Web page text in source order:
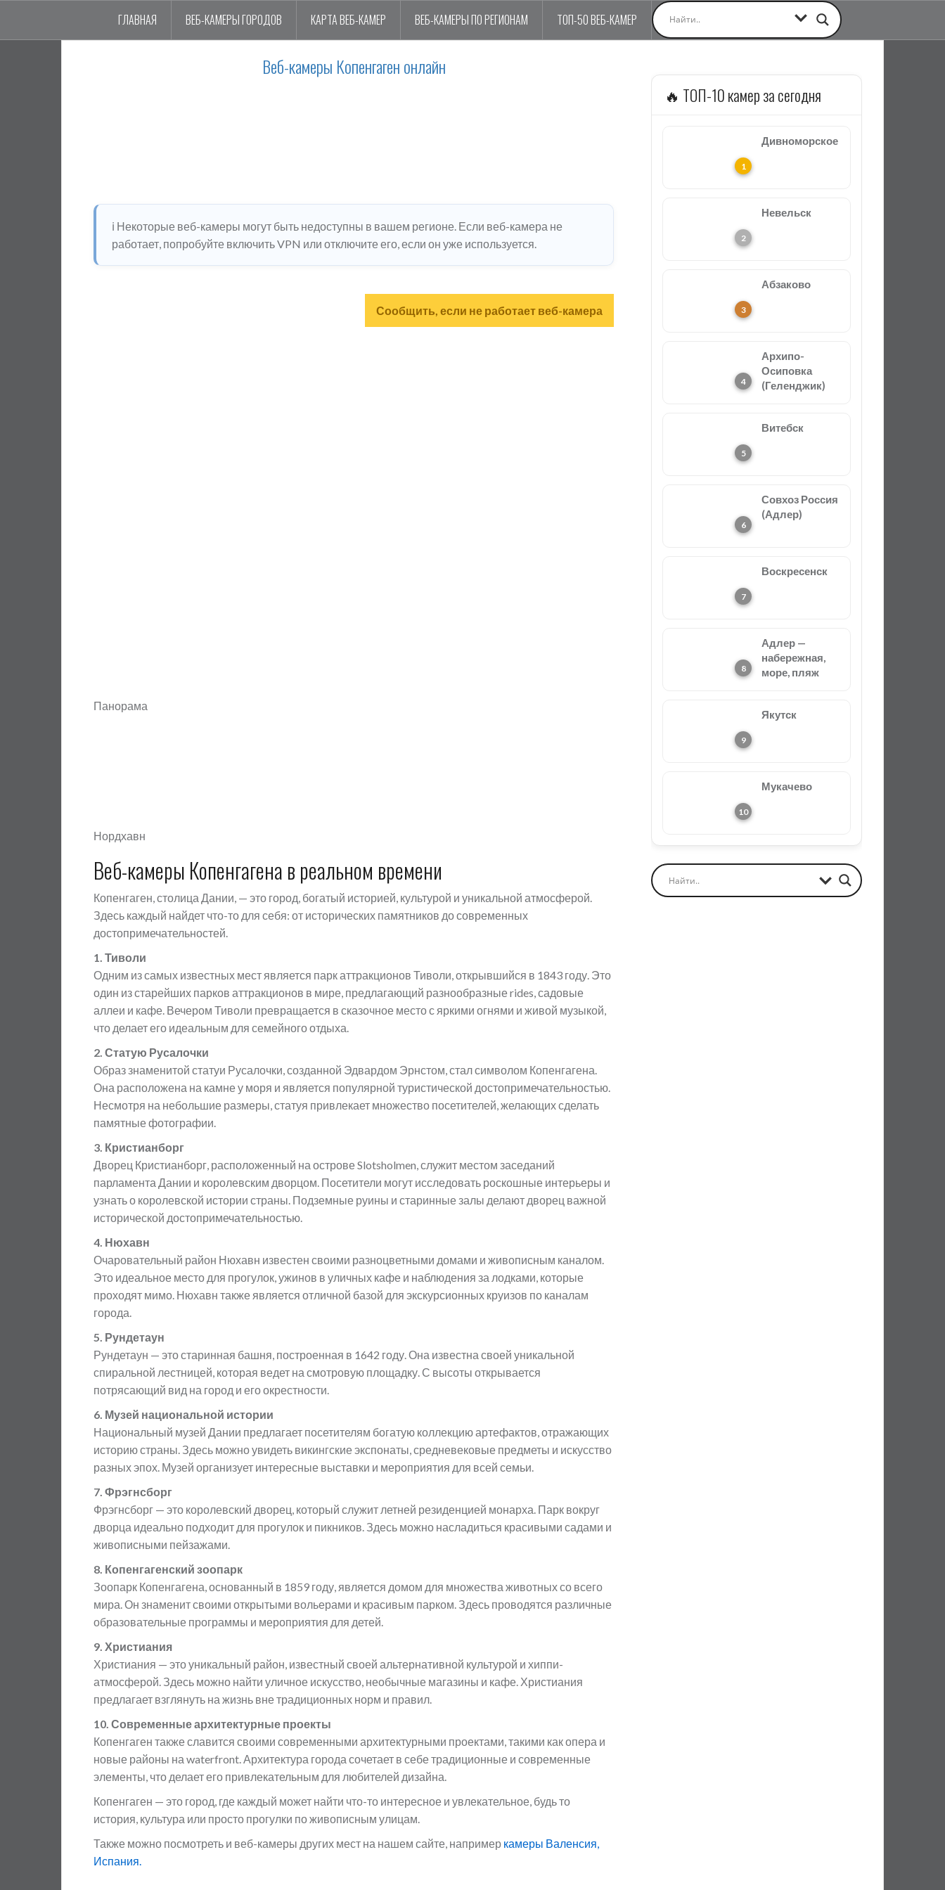
ГЛАВНАЯ ВЕБ-КАМЕРЫ ГОРОДОВ КАРТА ВЕБ-КАМЕР ВЕБ-КАМЕРЫ ПО РЕГИОНАМ ТОП-50 ВЕБ-КАМЕР
Веб-камеры Копенгаген онлайн
ℹ️ Некоторые веб-камеры могут быть недоступны в вашем регионе. Если веб-камера не
работает, попробуйте включить VPN или отключите его, если он уже используется.
Сообщить, если не работает веб-камера
Панорама
Нордхавн
Веб-камеры Копенгагена в реальном времени
Копенгаген, столица Дании, — это город, богатый историей, культурой и уникальной атмосферой.
Здесь каждый найдет что-то для себя: от исторических памятников до современных
достопримечательностей.
1. Тиволи
Одним из самых известных мест является парк аттракционов Тиволи, открывшийся в 1843 году. Это
один из старейших парков аттракционов в мире, предлагающий разнообразные rides, садовые
аллеи и кафе. Вечером Тиволи превращается в сказочное место с яркими огнями и живой музыкой,
что делает его идеальным для семейного отдыха.
2. Статую Русалочки
Образ знаменитой статуи Русалочки, созданной Эдвардом Эрнстом, стал символом Копенгагена.
Она расположена на камне у моря и является популярной туристической достопримечательностью.
Несмотря на небольшие размеры, статуя привлекает множество посетителей, желающих сделать
памятные фотографии.
3. Кристианборг
Дворец Кристианборг, расположенный на острове Slotsholmen, служит местом заседаний
парламента Дании и королевским дворцом. Посетители могут исследовать роскошные интерьеры и
узнать о королевской истории страны. Подземные руины и старинные залы делают дворец важной
исторической достопримечательностью.
4. Нюхавн
Очаровательный район Нюхавн известен своими разноцветными домами и живописным каналом.
Это идеальное место для прогулок, ужинов в уличных кафе и наблюдения за лодками, которые
проходят мимо. Нюхавн также является отличной базой для экскурсионных круизов по каналам
города.
5. Рундетаун
Рундетаун — это старинная башня, построенная в 1642 году. Она известна своей уникальной
спиральной лестницей, которая ведет на смотровую площадку. С высоты открывается
потрясающий вид на город и его окрестности.
6. Музей национальной истории
Национальный музей Дании предлагает посетителям богатую коллекцию артефактов, отражающих
историю страны. Здесь можно увидеть викингские экспонаты, средневековые предметы и искусство
разных эпох. Музей организует интересные выставки и мероприятия для всей семьи.
7. Фрэгнсборг
Фрэгнсборг — это королевский дворец, который служит летней резиденцией монарха. Парк вокруг
дворца идеально подходит для прогулок и пикников. Здесь можно насладиться красивыми садами и
живописными пейзажами.
8. Копенгагенский зоопарк
Зоопарк Копенгагена, основанный в 1859 году, является домом для множества животных со всего
мира. Он знаменит своими открытыми вольерами и красивым парком. Здесь проводятся различные
образовательные программы и мероприятия для детей.
9. Христиания
Христиания — это уникальный район, известный своей альтернативной культурой и хиппи-
атмосферой. Здесь можно найти уличное искусство, необычные магазины и кафе. Христиания
предлагает взглянуть на жизнь вне традиционных норм и правил.
10. Современные архитектурные проекты
Копенгаген также славится своими современными архитектурными проектами, такими как опера и
новые районы на waterfront. Архитектура города сочетает в себе традиционные и современные
элементы, что делает его привлекательным для любителей дизайна.
Копенгаген — это город, где каждый может найти что-то интересное и увлекательное, будь то
история, культура или просто прогулки по живописным улицам.
Также можно посмотреть и веб-камеры других мест на нашем сайте, например камеры Валенсия,
Испания.
🔥 ТОП-10 камер за сегодня
Дивноморское
Невельск
Абзаково
Архипо-
Осиповка
(Геленджик)
Витебск
Совхоз Россия
(Адлер)
Воскресенск
Адлер —
набережная,
море, пляж
Якутск
Мукачево